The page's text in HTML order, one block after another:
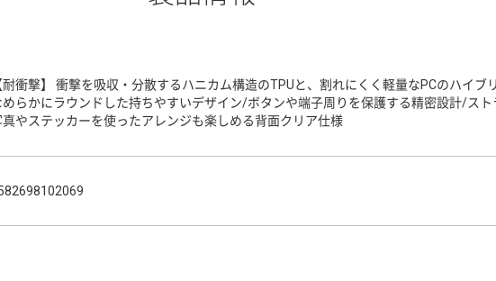
耐衝撃】 衝撃を吸収・分散するハニカム構造のTPUと、割れにくく軽量なPCのハイブ
めらかにラウンドした持ちやすいデザイン/ボタンや端子周りを保護する精密設計/ス
真やステッカーを使ったアレンジも楽しめる背面クリア仕様